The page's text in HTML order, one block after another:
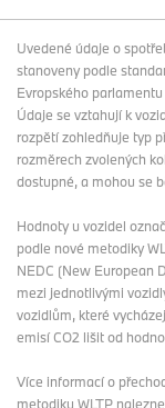
Uvedené údaje o
stanoveny podle
Evropského
Údaje se vztahují k
rozpětí zohledňuje typ
rozměrech zvolených
dostupné, a mohou se
Hodnoty u vozidel
podle nové metodiky
NEDC (New European
mezi jednotlivými
vozidlům, které
emisí CO2 lišit od
Více informací o
metodiku WLTP